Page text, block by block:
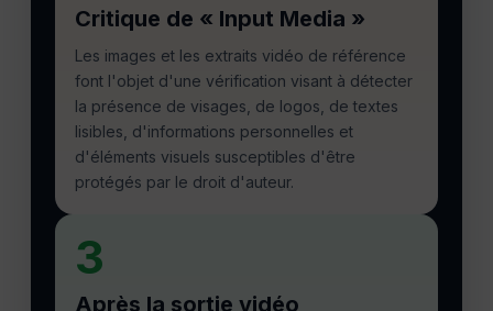
Critique de « Input Media »
Les images et les extraits vidéo de référence
font l'objet d'une vérification visant à détecter
la présence de visages, de logos, de textes
lisibles, d'informations personnelles et
d'éléments visuels susceptibles d'être
protégés par le droit d'auteur.
3
Après la sortie vidéo